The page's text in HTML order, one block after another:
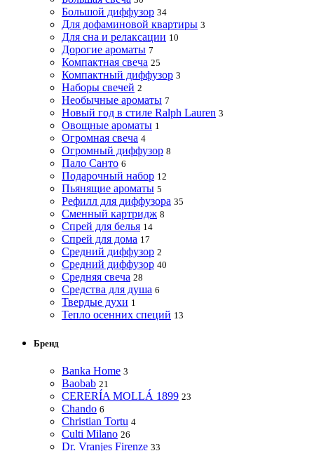
Большой диффузор 34
Для дофаминовой квартиры 3
Для сна и релаксации 10
Дорогие ароматы 7
Компактная свеча 25
Компактный диффузор 3
Наборы свечей 2
Необычные ароматы 7
Новый год в стиле Ralph Lauren 3
Овощные ароматы 1
Огромная свеча 4
Огромный диффузор 8
Пало Санто 6
Подарочный набор 12
Пьянящие ароматы 5
Рефилл для диффузора 35
Сменный картридж 8
Спрей для белья 14
Спрей для дома 17
Средний диффузор 2
Средний диффузор 40
Средняя свеча 28
Средства для душа 6
Твердые духи 1
Тепло осенних специй 13
Бренд
Banka Home 3
Baobab 21
CERERÍA MOLLÁ 1899 23
Chando 6
Christian Tortu 4
Culti Milano 26
Dr. Vranjes Firenze 33